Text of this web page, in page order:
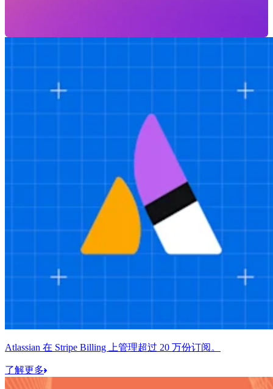
Atlassian 在 Stripe Billing 上管理超过 20 万份订阅。
了解更多